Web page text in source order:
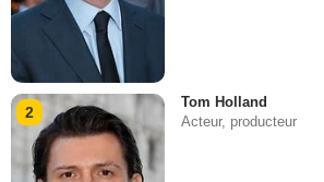
2
Tom Holland
Acteur, producteur